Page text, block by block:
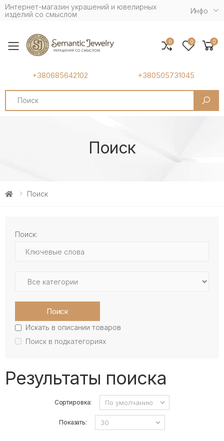
Интернет-магазин украшений и ювелирных
изделий со смыслом
Инфо
Toggle mobile menu
+380685642102 +380505731045
Search
0 0 0
Поиск
Поиск
Поиск:
Поиск
Искать в описании товаров
Поиск в подкатегориях
Результаты поиска
Сортировка:
Показать: